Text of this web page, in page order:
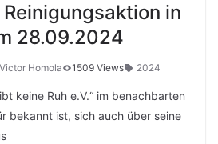
in
28.09.2024
Victor Homola 1509 Views 2024
keine Ruh e.V.“ im benachbarten
bekannt ist, sich auch über seine